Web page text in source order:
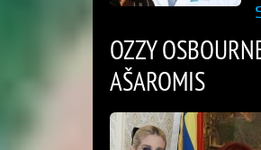
OZZY
AŠAROMIS